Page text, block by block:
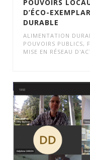
POUVOIRS
D’ÉCO-
DURABLE
ALIMENTATION
POUVOIRS PUBLICS,
MISE EN RÉSEAU